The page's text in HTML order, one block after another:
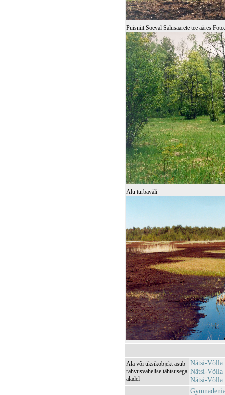
Puisniit Soeval Salusaarete tee ääres
Alu turbaväli
Ala või üksikobjekt asub
rahvusvahelise tähtsusega
aladel
Nätsi-Võlla
Nätsi-Võlla
Nätsi-Võlla